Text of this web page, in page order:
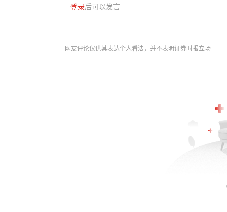
登录后可以发言
网友评论仅供其表达个人看法，并不表明证券时报立场